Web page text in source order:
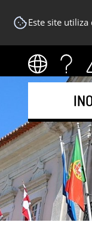
Este site